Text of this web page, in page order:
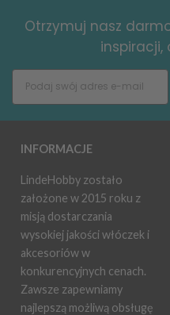
Otrzymuj nasz
inspiracji,
INFORMACJE
LindeHobby zostało
założone w 2015 roku z
misją dostarczania
wysokiej jakości włóczek i
akcesoriów w
konkurencyjnych cenach.
Zawsze zapewniamy
najlepszą możliwą obsługę